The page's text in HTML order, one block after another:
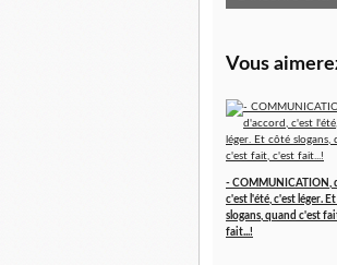
Vous
- COMMUNICATION,
c'est l'été, c'est léger.
slogans, quand c'est
fait...!